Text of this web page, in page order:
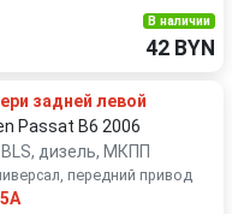
В наличии
42 BYN
задней левой
Passat B6 2006
BLS, дизель, МКПП
передний привод